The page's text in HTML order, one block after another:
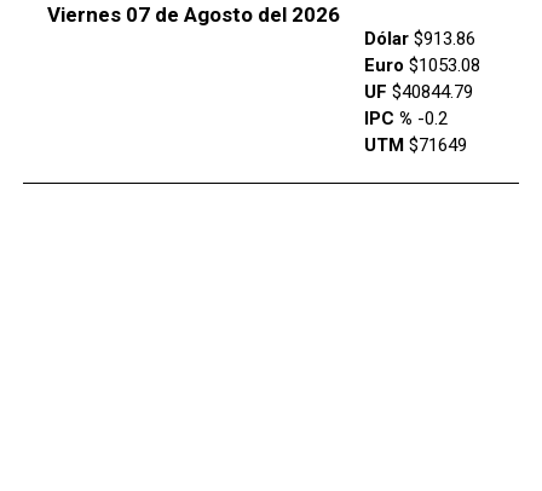
Viernes 07 de Agosto del 2026
Dólar$913.86
Euro $1053.08
UF $40844.79
IPC % -0.2
UTM$71649